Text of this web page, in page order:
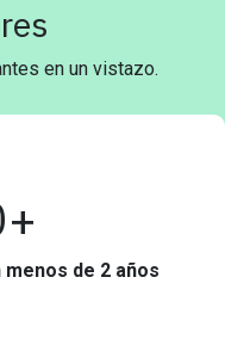
en un vistazo.
de 2 años